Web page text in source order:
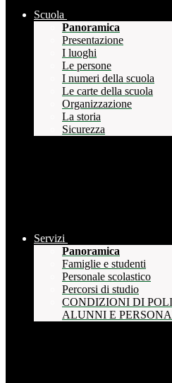
Scuola
Panoramica
Presentazione
I luoghi
Le persone
I numeri della scuola
Le carte della scuola
Organizzazione
La storia
Sicurezza
Servizi
Panoramica
Famiglie e studenti
Personale scolastico
Percorsi di studio
CONDIZIONI DI
ALUNNI E